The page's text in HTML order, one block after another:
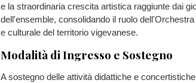
e la straordinaria crescita artistica raggiunte dai
dell'ensemble, consolidando il ruolo
e culturale del territorio vigevanese.
Modalità di Ingresso e Sostegno
A sostegno delle attività didattiche e